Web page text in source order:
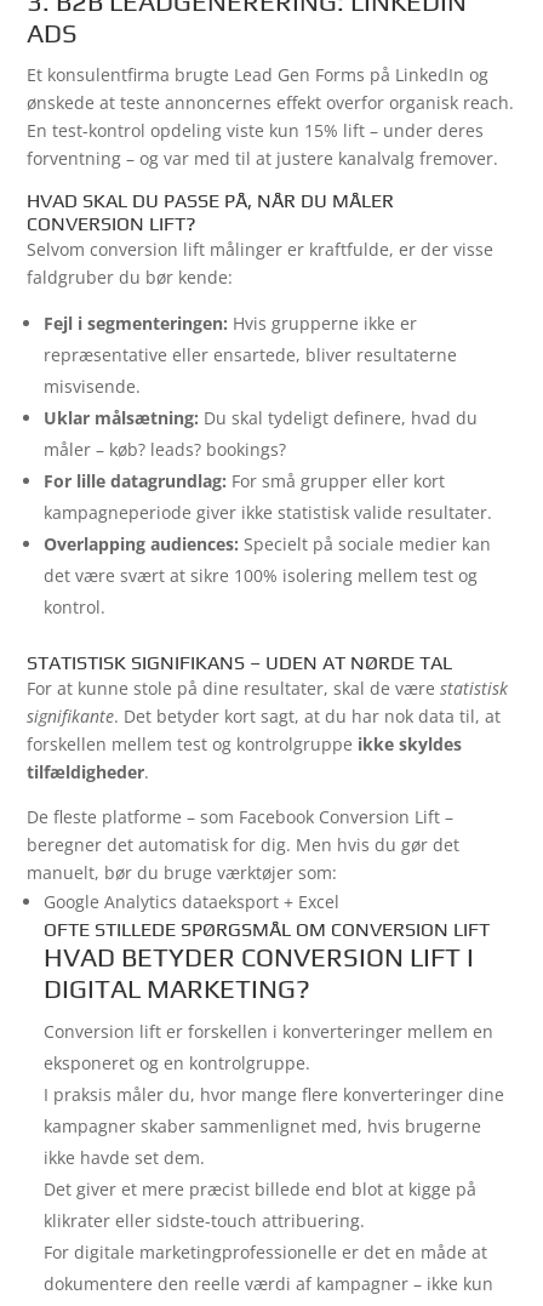
ADS
Et konsulentfirma brugte Lead Gen Forms på LinkedIn og
ønskede at teste annoncernes effekt overfor organisk reach.
En test-kontrol opdeling viste kun 15% lift – under deres
forventning – og var med til at justere kanalvalg fremover.
HVAD SKAL DU PASSE PÅ, NÅR DU MÅLER
CONVERSION LIFT?
Selvom conversion lift målinger er kraftfulde, er der visse
faldgruber du bør kende:
Fejl i segmenteringen: Hvis grupperne ikke er
repræsentative eller ensartede, bliver resultaterne
misvisende.
Uklar målsætning: Du skal tydeligt definere, hvad du
måler – køb? leads? bookings?
For lille datagrundlag: For små grupper eller kort
kampagneperiode giver ikke statistisk valide resultater.
Overlapping audiences: Specielt på sociale medier kan
det være svært at sikre 100% isolering mellem test og
kontrol.
STATISTISK SIGNIFIKANS – UDEN AT NØRDE TAL
For at kunne stole på dine resultater, skal de værestatistisk
signifikante. Det betyder kort sagt, at du har nok data til, at
forskellen mellem test og kontrolgruppe ikke skyldes
tilfældigheder.
De fleste platforme – som Facebook Conversion Lift –
beregner det automatisk for dig. Men hvis du gør det
manuelt, bør du bruge værktøjer som:
Google Analytics dataeksport + Excel
OFTE STILLEDE SPØRGSMÅL OM CONVERSION LIFT
HVAD BETYDER CONVERSION LIFT I
DIGITAL MARKETING?
Conversion lift er forskellen i konverteringer mellem en
eksponeret og en kontrolgruppe.
I praksis måler du, hvor mange flere konverteringer dine
kampagner skaber sammenlignet med, hvis brugerne
ikke havde set dem.
Det giver et mere præcist billede end blot at kigge på
klikrater eller sidste-touch attribuering.
For digitale marketingprofessionelle er det en måde at
dokumentere den reelle værdi af kampagner – ikke kun